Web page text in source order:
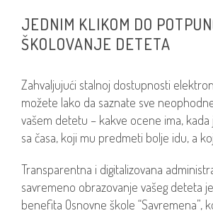
JEDNIM KLIKOM DO
ŠKOLOVANJE DETETA
Zahvaljujući stalnoj dostupnosti
možete lako da saznate sve
vašem detetu – kakve ocene ima,
sa časa, koji mu predmeti bolje idu, a
Transparentna i digitalizovana
savremeno obrazovanje vašeg deteta
benefita Osnovne škole “Savremena”,